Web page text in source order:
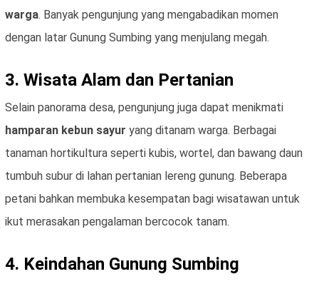
warga. Banyak pengunjung yang mengabadikan momen
dengan latar Gunung Sumbing yang menjulang megah.
3. Wisata Alam dan Pertanian
Selain panorama desa, pengunjung juga dapat menikmati
hamparan kebun sayur yang ditanam warga. Berbagai
tanaman hortikultura seperti kubis, wortel, dan bawang daun
tumbuh subur di lahan pertanian lereng gunung. Beberapa
petani bahkan membuka kesempatan bagi wisatawan untuk
ikut merasakan pengalaman bercocok tanam.
4. Keindahan Gunung Sumbing